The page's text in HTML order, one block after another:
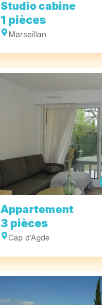
Studio cabine
1 pièces
Marseillan
Appartement
3 pièces
Cap d’Agde